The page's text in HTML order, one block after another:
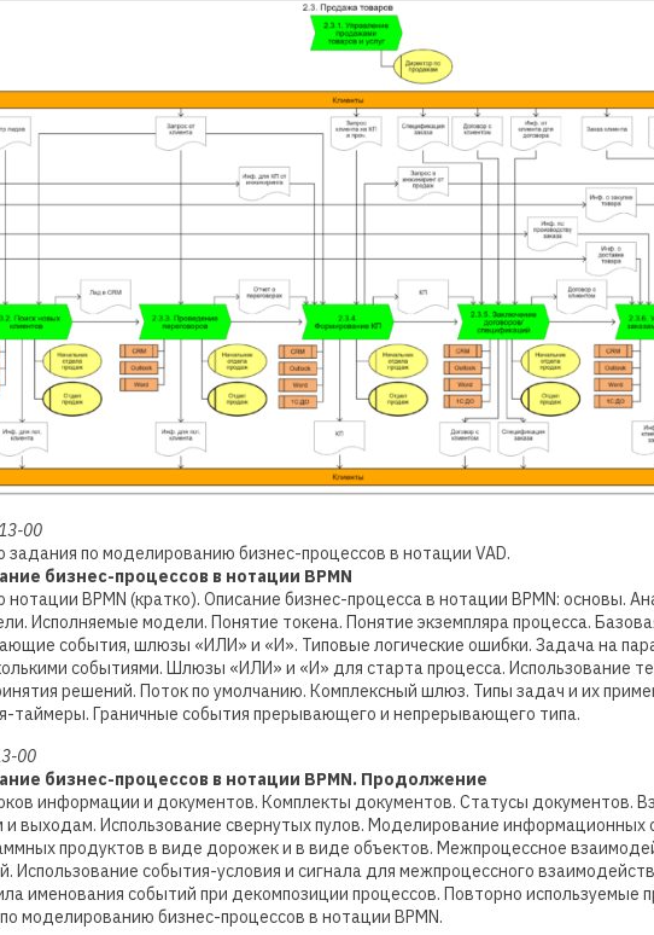
00
по моделированию бизнес-процессов в нотации VAD.
бизнес-процессов в нотации BPMN
BPMN (кратко). Описание бизнес-процесса в нотации BPMN: основы.
Исполняемые модели. Понятие токена. Понятие экземпляра процесса.
события, шлюзы «ИЛИ» и «И». Типовые логические ошибки. Задача на
событиями. Шлюзы «ИЛИ» и «И» для старта процесса. Использование
решений. Поток по умолчанию. Комплексный шлюз. Типы задач и их
таймеры. Граничные события прерывающего и непрерывающего типа.
00
бизнес-процессов в нотации BPMN. Продолжение
информации и документов. Комплекты документов. Статусы документов.
и выходам. Использование свернутых пулов. Моделирование информационных
продуктов в виде дорожек и в виде объектов. Межпроцессное
Использование события-условия и сигнала для межпроцессного
именования событий при декомпозиции процессов. Повторно используемые
моделированию бизнес-процессов в нотации BPMN.